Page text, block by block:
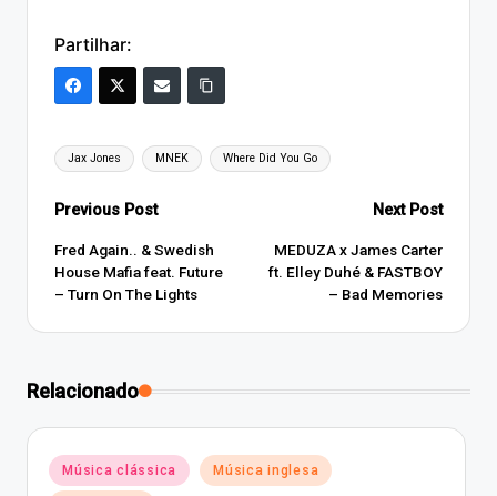
Partilhar:
Tags:
Jax Jones MNEK Where Did You Go
Post
navigation
Previous Post
Fred Again.. & Swedish
House Mafia feat. Future
– Turn On The Lights
Next Post
MEDUZA x James Carter
ft. Elley Duhé & FASTBOY
– Bad Memories
Relacionado
Posted
in
Música clássica Música inglesa